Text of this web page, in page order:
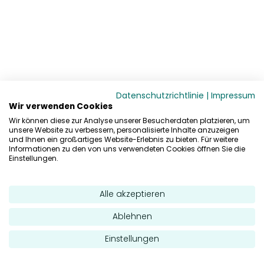
Datenschutzrichtlinie | Impressum
Wir verwenden Cookies
Wir können diese zur Analyse unserer Besucherdaten platzieren, um
unsere Website zu verbessern, personalisierte Inhalte anzuzeigen
und Ihnen ein großartiges Website-Erlebnis zu bieten. Für weitere
Informationen zu den von uns verwendeten Cookies öffnen Sie die
Einstellungen.
Alle akzeptieren
Ablehnen
Einstellungen